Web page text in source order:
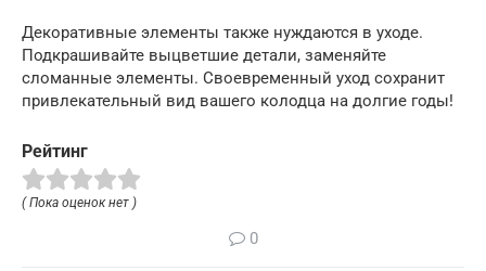
Декоративные элементы также нуждаются в уходе.
Подкрашивайте выцветшие детали, заменяйте
сломанные элементы. Своевременный уход сохранит
привлекательный вид вашего колодца на долгие годы!
Рейтинг
( Пока оценок нет )
0